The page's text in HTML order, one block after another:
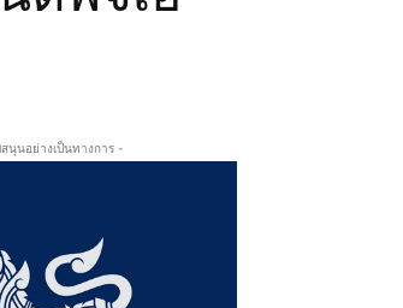
นุนอย่างเป็นทางการ -